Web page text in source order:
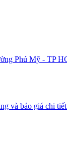
Phú Mỹ - TP
và báo giá chi